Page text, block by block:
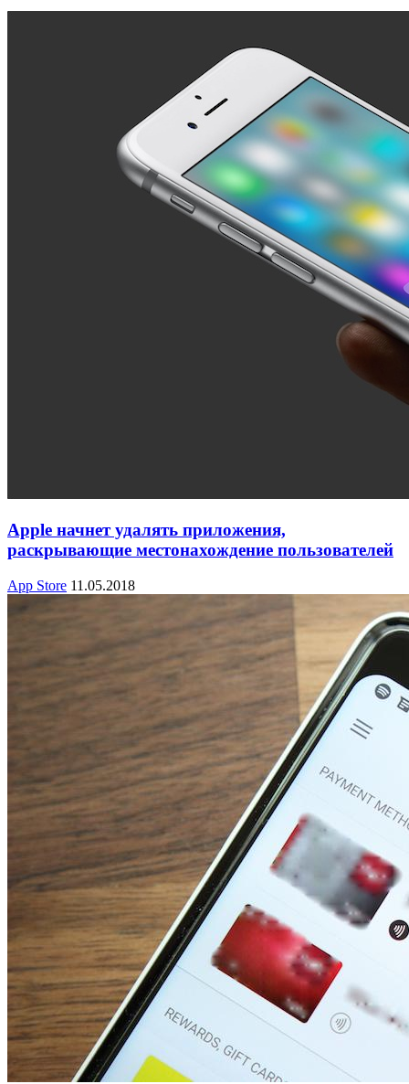
Apple начнет удалять приложения,
раскрывающие местонахождение пользователей
App Store 11.05.2018